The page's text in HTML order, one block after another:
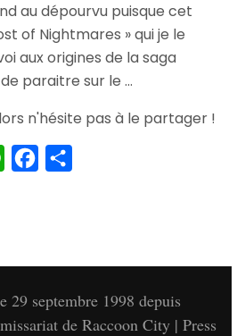
au dépourvu puisque cet
of Nightmares » qui je le
aux origines de la saga
paraitre sur le …
n'hésite pas à le partager !
WhatsAppFacebook
29 septembre 1998 depuis
de Raccoon City | Press